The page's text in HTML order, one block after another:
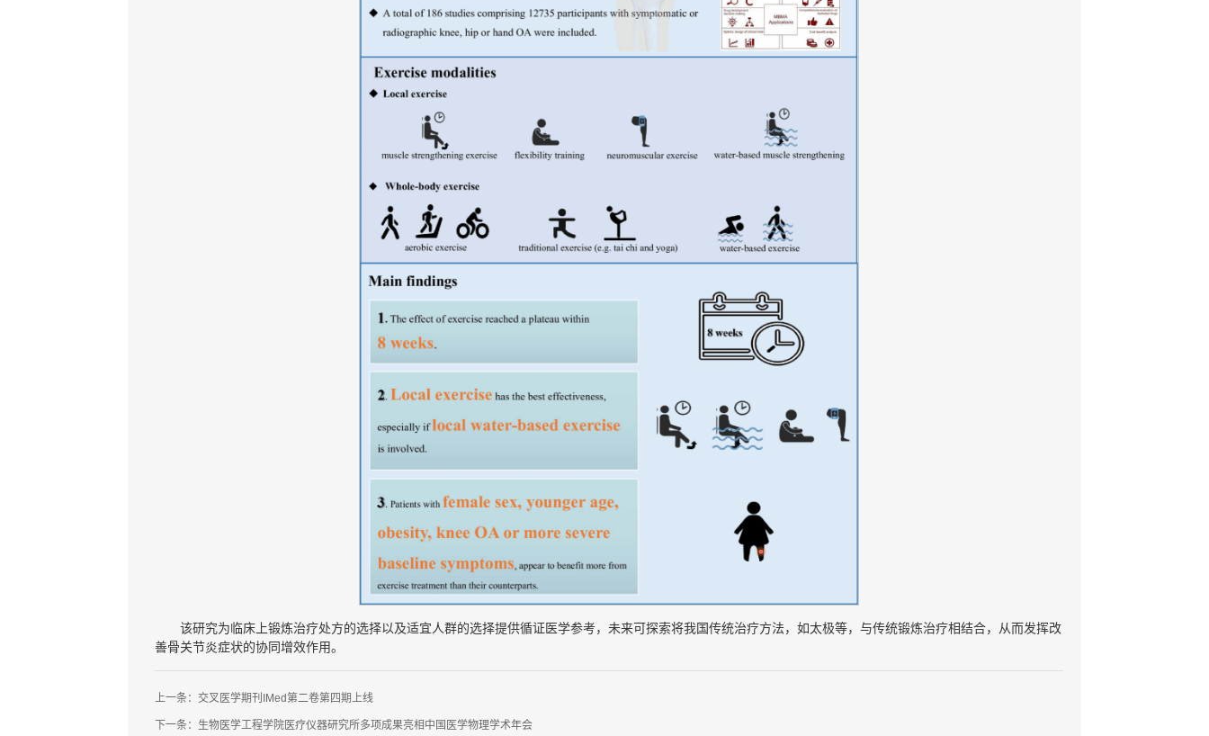
该研究为临床上锻炼治疗处方的选择以及适宜人群的选择提供循证医学参考，未来可探索将我国传统治疗方法，如太极等，与传统锻炼治疗相结合，从而发挥改
善骨关节炎症状的协同增效作用。
上一条： 交叉医学期刊IMed第二卷第四期上线
下一条： 生物医学工程学院医疗仪器研究所多项成果亮相中国医学物理学术年会